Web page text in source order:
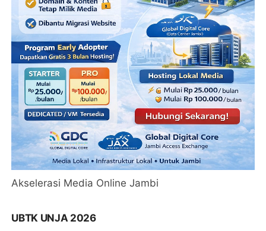
Akselerasi Media Online Jambi
UBTK UNJA 2026